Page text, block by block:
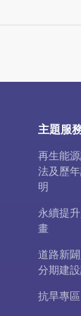
主題服
再生能
法及歷
明
永續提
畫
道路新
分期建
抗旱專區